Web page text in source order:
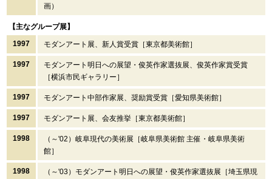
画）
【主なグループ展】
1997
モダンアート展、新人賞受賞［東京都美術館］
1997
モダンアート明日への展望・俊英作家選抜展、俊英作家賞受賞
［横浜市民ギャラリー］
1997 モダンアート中部作家展、奨励賞受賞［愛知県美術館］
1997 モダンアート展、会友推挙［東京都美術館］
1998
（～'02）岐阜現代の美術展［岐阜県美術館 主催・岐阜県美術
館］
1998
（～'03）モダンアート明日への展望・俊英作家選抜展［埼玉県現